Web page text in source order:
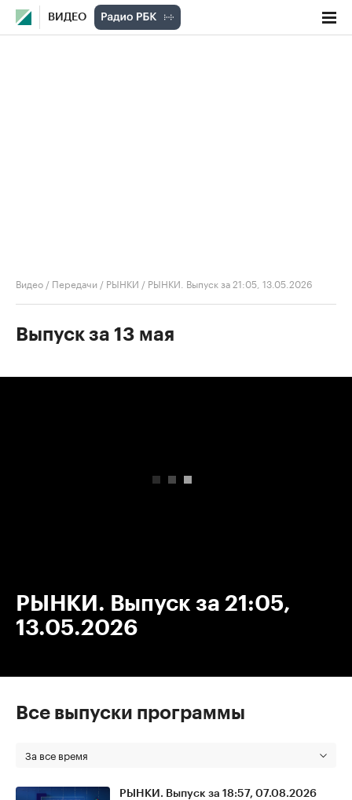
ВИДЕО
Видео / Передачи / РЫНКИ / РЫНКИ. Выпуск за 21:05, 13.05.2026
Выпуск за 13 мая
РЫНКИ. Выпуск за 21:05,
13.05.2026
Все выпуски программы
За все время
РЫНКИ. Выпуск за 18:57, 07.08.2026